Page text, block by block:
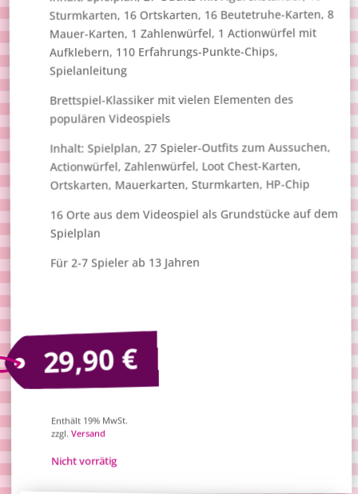
Sturmkarten, 16 Ortskarten, 16 Beutetruhe-Karten, 8
Mauer-Karten, 1 Zahlenwürfel, 1 Actionwürfel mit
Aufklebern, 110 Erfahrungs-Punkte-Chips,
Spielanleitung
Brettspiel-Klassiker mit vielen Elementen des
populären Videospiels
Inhalt: Spielplan, 27 Spieler-Outfits zum Aussuchen,
Actionwürfel, Zahlenwürfel, Loot Chest-Karten,
Ortskarten, Mauerkarten, Sturmkarten, HP-Chip
16 Orte aus dem Videospiel als Grundstücke auf dem
Spielplan
Für 2-7 Spieler ab 13 Jahren
29,90€
Enthält 19% MwSt.
zzgl.Versand
Nicht vorrätig